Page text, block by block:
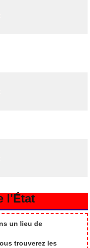
l'État
un lieu de
trouverez les